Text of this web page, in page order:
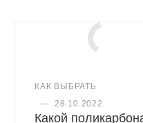
КАК ВЫБРАТЬ
—
28.10.2022
Какой